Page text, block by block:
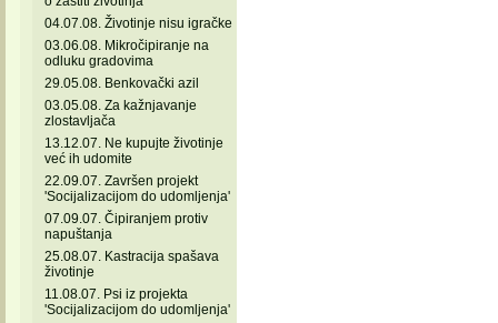
04.07.08. Životinje nisu igračke
03.06.08. Mikročipiranje na
odluku gradovima
29.05.08. Benkovački azil
03.05.08. Za kažnjavanje
zlostavljača
13.12.07. Ne kupujte životinje
već ih udomite
22.09.07. Završen projekt
'Socijalizacijom do udomljenja'
07.09.07. Čipiranjem protiv
napuštanja
25.08.07. Kastracija spašava
životinje
11.08.07. Psi iz projekta
'Socijalizacijom do udomljenja'